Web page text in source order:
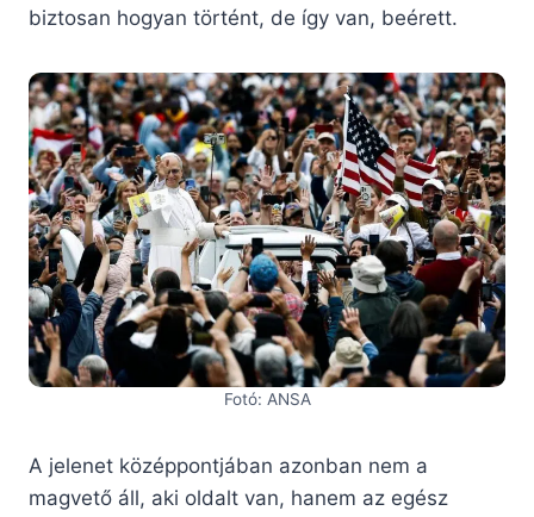
biztosan hogyan történt, de így van, beérett.
Fotó: ANSA
A jelenet középpontjában azonban nem a
magvető áll, aki oldalt van, hanem az egész